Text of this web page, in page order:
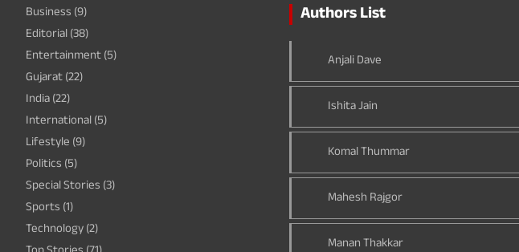
Business (9)
Editorial(38)
Entertainment(5)
Gujarat(22)
India(22)
International(5)
Lifestyle (9)
Politics (5)
Special Stories (3)
Sports (1)
Technology(2)
Authors List
Anjali Dave
Ishita Jain
Komal Thummar
Mahesh Rajgor
Manan Thakkar